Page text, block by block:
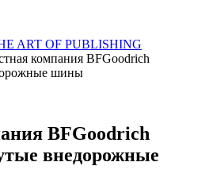
ART OF PUBLISHING
компания BFGoodrich
шины
BFGoodrich
внедорожные